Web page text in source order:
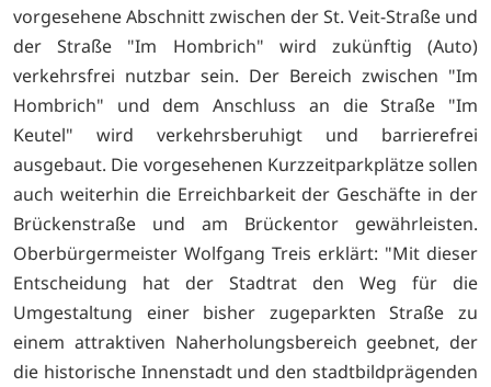
vorgesehene Abschnitt zwischen der St. Veit-Straße und
der Straße "Im Hombrich" wird zukünftig (Auto)
verkehrsfrei nutzbar sein. Der Bereich zwischen "Im
Hombrich" und dem Anschluss an die Straße "Im
Keutel" wird verkehrsberuhigt und barrierefrei
ausgebaut. Die vorgesehenen Kurzzeitparkplätze sollen
auch weiterhin die Erreichbarkeit der Geschäfte in der
Brückenstraße und am Brückentor gewährleisten.
Oberbürgermeister Wolfgang Treis erklärt: "Mit dieser
Entscheidung hat der Stadtrat den Weg für die
Umgestaltung einer bisher zugeparkten Straße zu
einem attraktiven Naherholungsbereich geebnet, der
die historische Innenstadt und den stadtbildprägenden